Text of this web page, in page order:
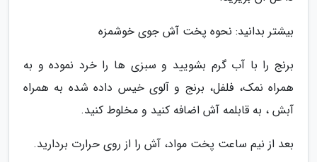
بیشتر بدانید: نحوه پخت آش جوی خوشمزه
برنج را با آب گرم بشویید و سبزی ها را خرد نموده و به
همراه نمک، فلفل، برنج و آلوی خیس داده شده به همراه
آبش ، به قابلمه آش اضافه کنید و مخلوط کنید.
بعد از نیم ساعت پخت مواد، آش را از روی حرارت بردارید.